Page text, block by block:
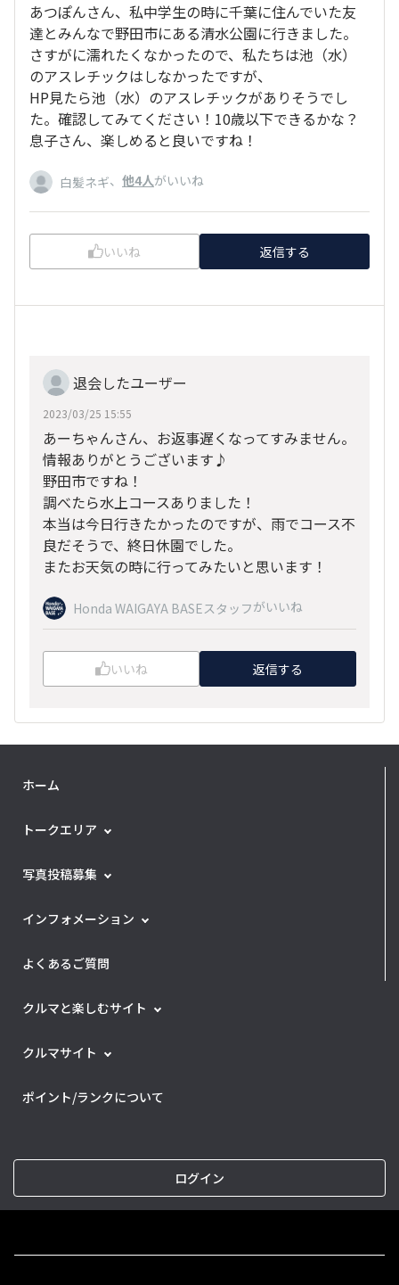
あつぽんさん、私中学生の時に千葉に住んでいた友
達とみんなで野田市にある清水公園に行きました。
さすがに濡れたくなかったので、私たちは池（水）
のアスレチックはしなかったですが、
HP見たら池（水）のアスレチックがありそうでし
た。確認してみてください！10歳以下できるかな？
息子さん、楽しめると良いですね！
白髪ネギ、 他4人がいいね
いいね 返信する
退会したユーザー
2023/03/25 15:55
あーちゃんさん、お返事遅くなってすみません。
情報ありがとうございます♪
野田市ですね！
調べたら水上コースありました！
本当は今日行きたかったのですが、雨でコース不
良だそうで、終日休園でした。
またお天気の時に行ってみたいと思います！
Honda WAIGAYA BASEスタッフがいいね
いいね 返信する
ホーム
トークエリア
写真投稿募集
インフォメーション
よくあるご質問
クルマと楽しむサイト
クルマサイト
ポイント/ランクについて
ログイン